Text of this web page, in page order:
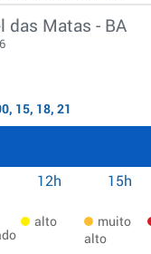
das Matas - BA
15, 18, 21
12h 15h
alto
muito
alto